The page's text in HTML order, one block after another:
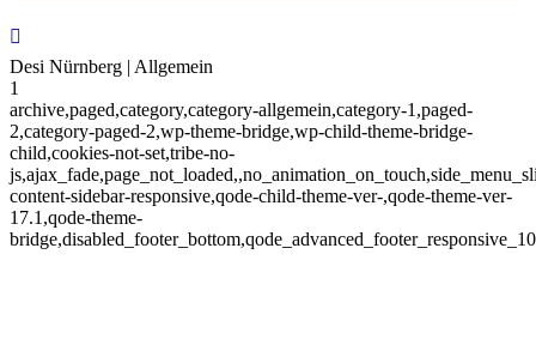
Desi Nürnberg | Allgemein
1
archive,paged,category,category-allgemein,category-1,paged-
2,category-paged-2,wp-theme-bridge,wp-child-theme-bridge-
child,cookies-not-set,tribe-no-
content-sidebar-responsive,qode-child-theme-ver-,qode-theme-ver-
17.1,qode-theme-